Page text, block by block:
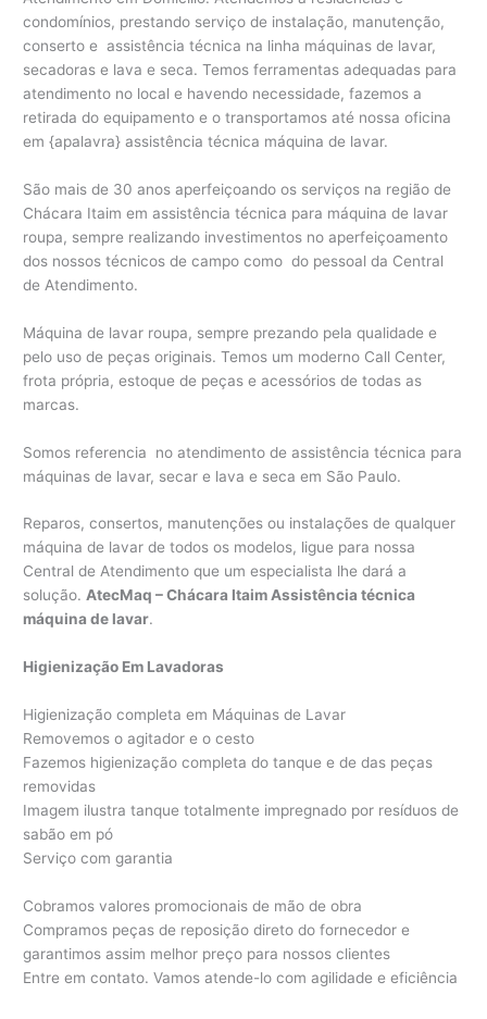
condomínios, prestando serviço de instalação, manutenção,
conserto e assistência técnica na linha máquinas de lavar,
secadoras e lava e seca. Temos ferramentas adequadas para
atendimento no local e havendo necessidade, fazemos a
retirada do equipamento e o transportamos até nossa oficina
em {apalavra} assistência técnica máquina de lavar.
São mais de 30 anos aperfeiçoando os serviços na região de
Chácara Itaim em assistência técnica para máquina de lavar
roupa, sempre realizando investimentos no aperfeiçoamento
dos nossos técnicos de campo como do pessoal da Central
de Atendimento.
Máquina de lavar roupa, sempre prezando pela qualidade e
pelo uso de peças originais. Temos um moderno Call Center,
frota própria, estoque de peças e acessórios de todas as
marcas.
Somos referencia no atendimento de assistência técnica para
máquinas de lavar, secar e lava e seca em São Paulo.
Reparos, consertos, manutenções ou instalações de qualquer
máquina de lavar de todos os modelos, ligue para nossa
Central de Atendimento que um especialista lhe dará a
solução.AtecMaq – Chácara Itaim Assistência técnica
máquina de lavar.
Higienização Em Lavadoras
Higienização completa em Máquinas de Lavar
Removemos o agitador e o cesto
Fazemos higienização completa do tanque e de das peças
removidas
Imagem ilustra tanque totalmente impregnado por resíduos de
sabão em pó
Serviço com garantia
Cobramos valores promocionais de mão de obra
Compramos peças de reposição direto do fornecedor e
garantimos assim melhor preço para nossos clientes
Entre em contato. Vamos atende-lo com agilidade e eficiência